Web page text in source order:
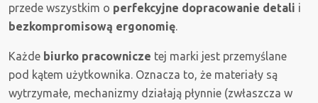
przede wszystkim o perfekcyjne dopracowanie detali i
bezkompromisową ergonomię
Każde biurko pracownicze tej marki jest przemyślane
pod kątem użytkownika. Oznacza to, że materiały są
wytrzymałe, mechanizmy działają płynnie (zwłaszcza w